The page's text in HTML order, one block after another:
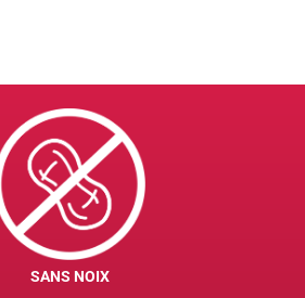
SANS NOIX